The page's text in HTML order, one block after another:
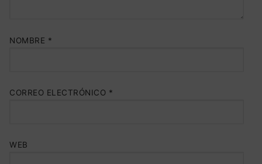
NOMBRE *
CORREO ELECTRÓNICO *
WEB